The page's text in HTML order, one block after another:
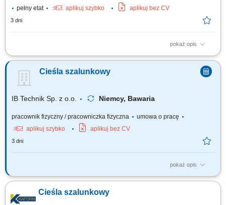
pełny etat
aplikuj szybko aplikuj bez CV
3 dni
pokaż opis
Opis stanowiska przygotowywanie i składanie szalunków z
murarskich przy budowie ścian i elementów konstrukcyjnych; dbanie o
właściwe przygotowanie stanowiska pracy i zachowanie zasad BHP;
Cieśla szalunkowy
IB Technik Sp. z o.o. Niemcy, Bawaria
pracownik fizyczny / pracowniczka fizyczna
umowa o pracę
aplikuj szybko
aplikuj bez CV
3 dni
pokaż opis
Zadania: Wykonywanie konstrukcji żelbetowych w stanach surowych
Cieśla szalunkowy